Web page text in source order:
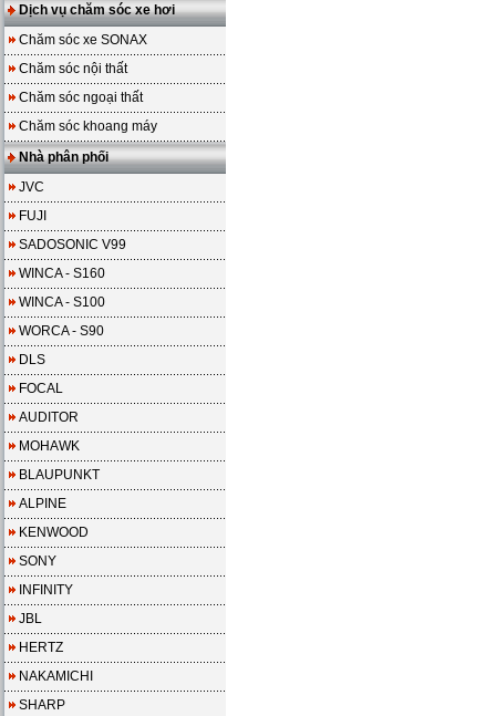
Dịch vụ chăm sóc xe hơi
Chăm sóc xe SONAX
Chăm sóc nội thất
Chăm sóc ngoại thất
Chăm sóc khoang máy
Nhà phân phối
JVC
FUJI
SADOSONIC V99
WINCA - S160
WINCA - S100
WORCA - S90
DLS
FOCAL
AUDITOR
MOHAWK
BLAUPUNKT
ALPINE
KENWOOD
SONY
INFINITY
JBL
HERTZ
NAKAMICHI
SHARP